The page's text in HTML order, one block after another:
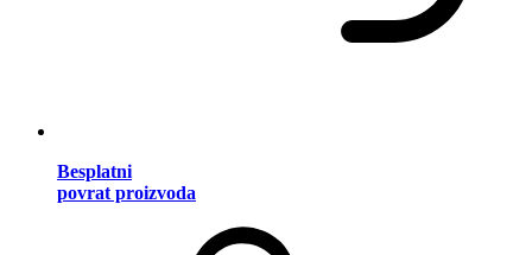
Besplatni
povrat proizvoda